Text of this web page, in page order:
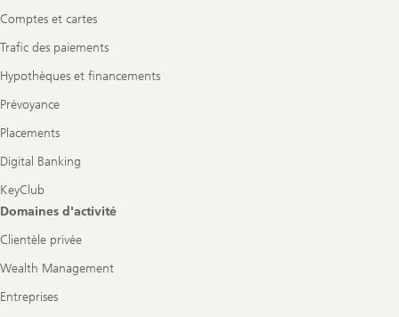
Comptes et cartes
Trafic des paiements
Hypothèques et financements
Prévoyance
Placements
Digital Banking
KeyClub
Domaines d'activité
Clientèle privée
Wealth Management
Entreprises